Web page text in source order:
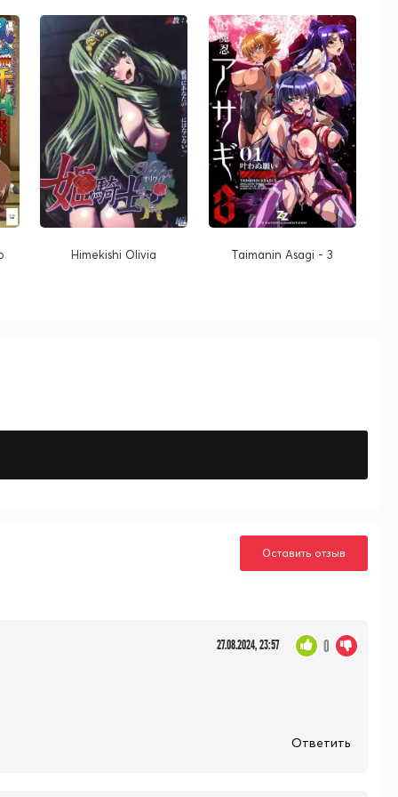
Himekishi Olivia Taimanin Asagi - 3
Оставить отзыв
27.08.2024, 23:57 0
Ответить